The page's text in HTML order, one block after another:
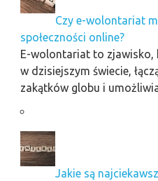
Czy e-wolontariat
społeczności online?
E-wolontariat to zjawisko,
w dzisiejszym świecie,
zakątków globu i
Jakie są